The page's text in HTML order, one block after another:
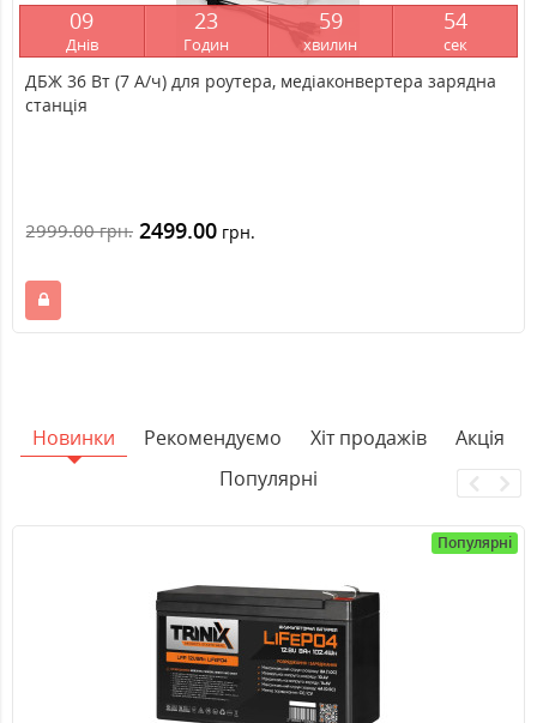
09
Днів
23
Годин
59
хвилин
54
сек
ДБЖ 36 Вт (7 А/ч) для роутера, медіаконвертера зарядна
станція
2999.00грн. 2499.00 грн.
Новинки Рекомендуємо Хіт продажів
Акція
Популярні
Популярні